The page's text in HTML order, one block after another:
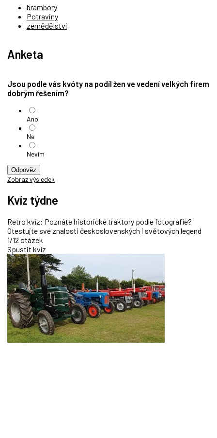
brambory
Potraviny
zemědělství
Anketa
Jsou podle vás kvóty na podíl žen ve vedení velkých firem
dobrým řešením?
Ano
Ne
Nevím
Odpověz
Zobraz výsledek
Kvíz týdne
Retro kvíz: Poznáte historické traktory podle fotografie?
Otestujte své znalosti československých i světových legend
1/12 otázek
Spustit kvíz